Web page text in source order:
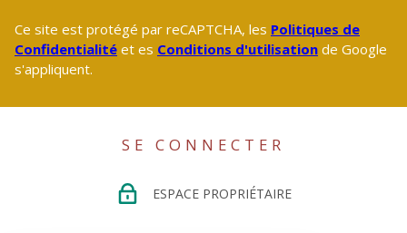
Ce site est protégé par reCAPTCHA, les Politiques de
Confidentialité et es Conditions d'utilisation de Google
s'appliquent.
SE CONNECTER
ESPACE PROPRIÉTAIRE